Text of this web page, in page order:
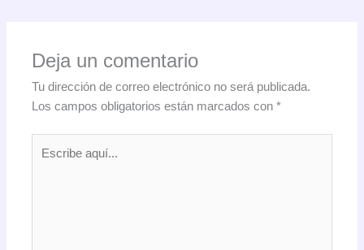
Deja un comentario
Tu dirección de correo electrónico no será publicada.
Los campos obligatorios están marcados con*